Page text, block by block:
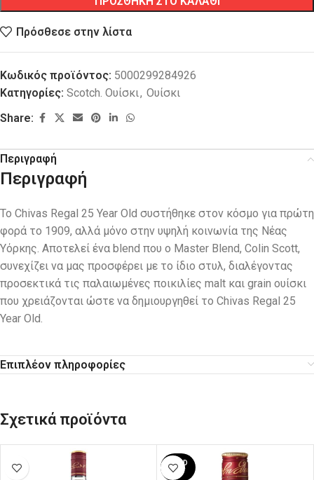
Πρόσθεσε στην λίστα
Κωδικός προϊόντος: 5000299284926
Κατηγορίες: Scotch. Ουίσκι, Ουίσκι
Share:
Περιγραφή
Περιγραφή
Το Chivas Regal 25 Year Old συστήθηκε στον κόσμο για πρώτη
φορά το 1909, αλλά μόνο στην υψηλή κοινωνία της Νέας
Υόρκης. Αποτελεί ένα blend που ο Master Blend, Colin Scott,
συνεχίζει να μας προσφέρει με το ίδιο στυλ, διαλέγοντας
προσεκτικά τις παλαιωμένες ποικιλίες malt και grain ουίσκι
που χρειάζονται ώστε να δημιουργηθεί το Chivas Regal 25
Year Old.
Επιπλέον πληροφορίες
Σχετικά προϊόντα
SOLD
OUT